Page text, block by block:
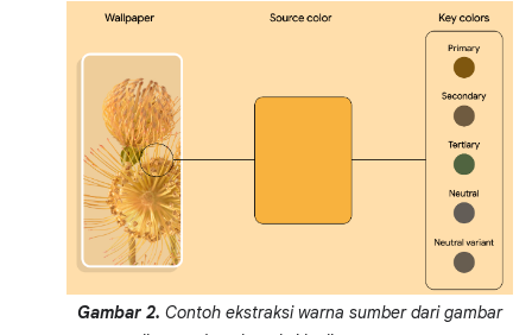
Gambar 2. Contoh ekstraksi warna sumber dari gambar